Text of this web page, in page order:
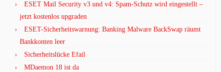
ESET Mail Security v3 und v4: Spam-Schutz wird eingestellt –
jetzt kostenlos upgraden
ESET-Sicherheitswarnung: Banking Malware BackSwap räumt
Bankkonten leer
Sicherheitslücke Efail
MDaemon 18 ist da